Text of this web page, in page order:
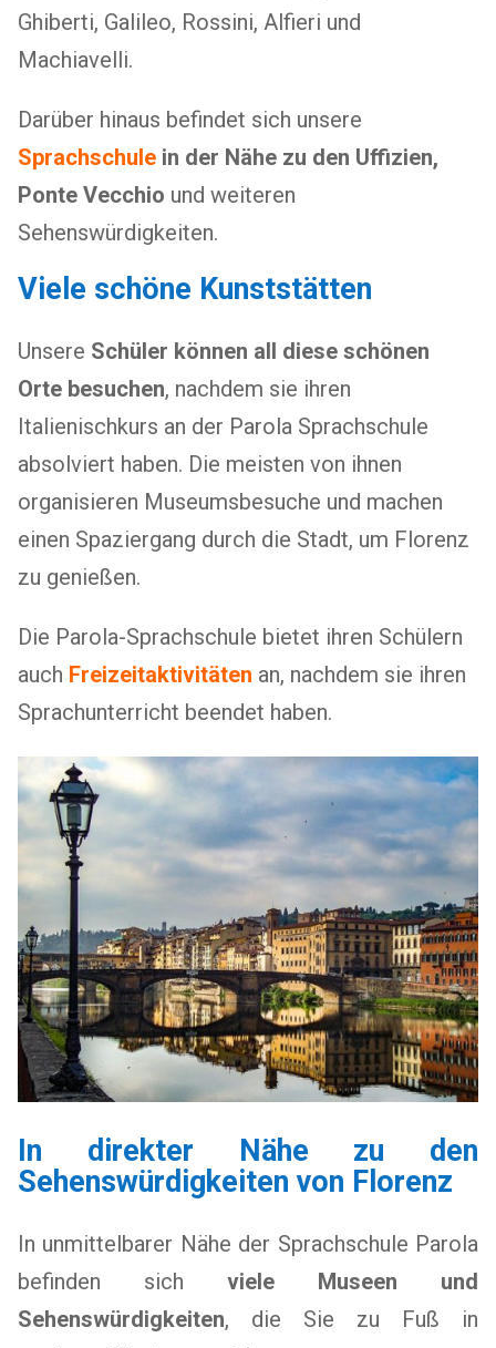
Ghiberti, Galileo, Rossini, Alfieri und
Machiavelli.
Darüber hinaus befindet sich unsere
Sprachschule in der Nähe zu den Uffizien,
Ponte Vecchio und weiteren
Sehenswürdigkeiten.
Viele schöne Kunststätten
Unsere Schüler können all diese schönen
Orte besuchen, nachdem sie ihren
Italienischkurs an der Parola Sprachschule
absolviert haben. Die meisten von ihnen
organisieren Museumsbesuche und machen
einen Spaziergang durch die Stadt, um Florenz
zu genießen.
Die Parola-Sprachschule bietet ihren Schülern
auch Freizeitaktivitäten an, nachdem sie ihren
Sprachunterricht beendet haben.
In direkter Nähe zu den
Sehenswürdigkeiten von Florenz
In unmittelbarer Nähe der Sprachschule Parola
befinden sich viele Museen und
Sehenswürdigkeiten, die Sie zu Fuß in